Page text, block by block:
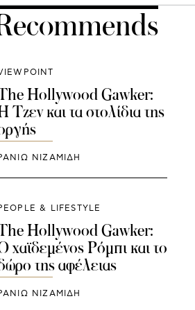
Hollywood Gawker:
Τζεν και τα στολίδια της
ΝΙΖΑΜΊΔΗ
& LIFESTYLE
Hollywood Gawker:
χαϊδεμένος Ρόμπι και το
της αφέλειας
ΝΙΖΑΜΊΔΗ